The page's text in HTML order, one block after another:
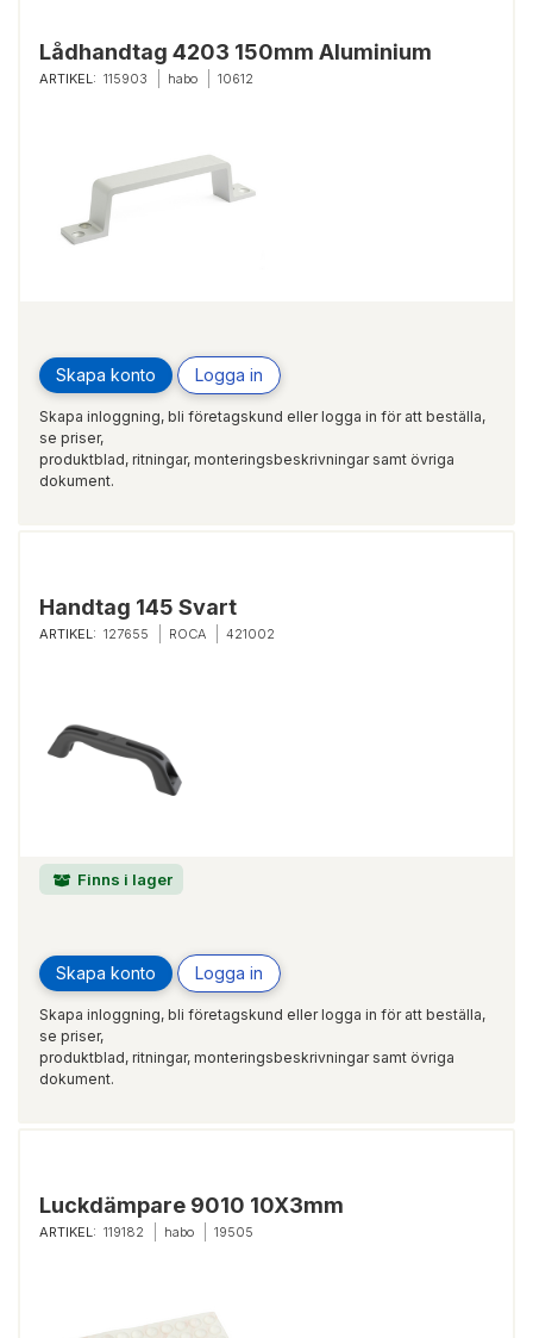
Lådhandtag 4203 150mm Aluminium
ARTIKEL: 115903 habo 10612
Skapa konto Logga in
Skapa inloggning, bli företagskund eller logga in för att beställa,
se priser,
produktblad, ritningar, monteringsbeskrivningar samt övriga
dokument.
Handtag 145 Svart
ARTIKEL: 127655 ROCA 421002
Finns i lager
Skapa konto Logga in
Skapa inloggning, bli företagskund eller logga in för att beställa,
se priser,
produktblad, ritningar, monteringsbeskrivningar samt övriga
dokument.
Luckdämpare 9010 10X3mm
ARTIKEL: 119182 habo 19505